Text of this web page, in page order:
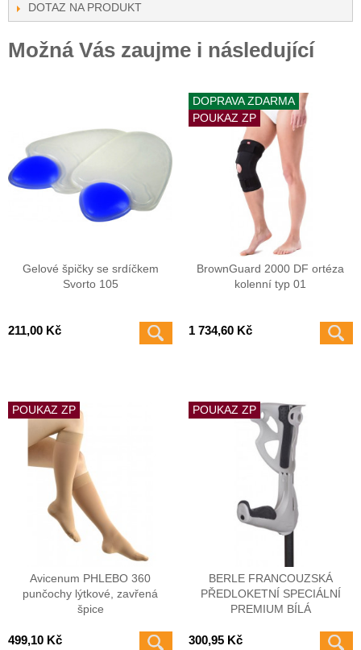
DOTAZ NA PRODUKT
Možná Vás zaujme i následující
Gelové špičky se srdíčkem
Svorto 105
211,00 Kč
DOPRAVA ZDARMA
POUKAZ ZP
BrownGuard 2000 DF ortéza
kolenní typ 01
1 734,60 Kč
POUKAZ ZP
Avicenum PHLEBO 360
punčochy lýtkové, zavřená
špice
499,10 Kč
POUKAZ ZP
BERLE FRANCOUZSKÁ
PŘEDLOKETNÍ SPECIÁLNÍ
PREMIUM BÍLÁ
300,95 Kč